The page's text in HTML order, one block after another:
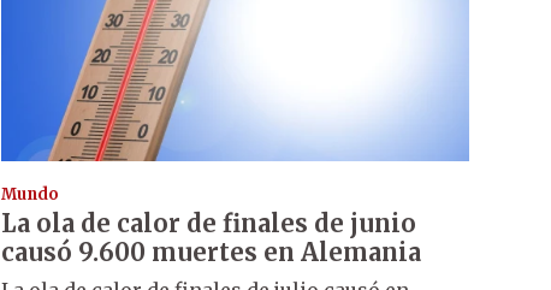
Mundo
La ola de calor de finales de junio
causó 9.600 muertes en Alemania